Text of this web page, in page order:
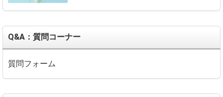
Q&A：質問コーナー
質問フォーム